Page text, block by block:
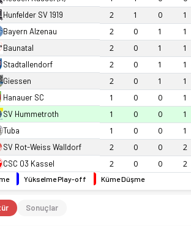
Hunfelder SV 1919 2 1 0 1
Bayern Alzenau 2 0 1 1
Baunatal 2 0 1 1
Stadtallendorf 2 0 1 1
Giessen 2 0 1 1
Hanauer SC 1 0 0 1
SV Hummetroth 1 0 0 1
Tuba 1 0 0 1
SV Rot-Weiss Walldorf 2 0 0 2
CSC 03 Kassel 2 0 0 2
Yükselme Play-off Küme Düşme
Sonuçlar